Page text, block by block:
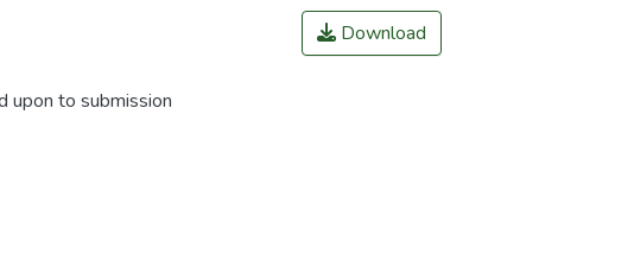
upon to submission
Download